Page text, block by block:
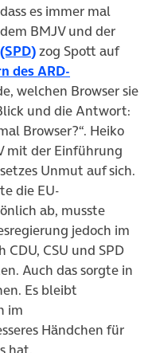
es immer mal
BMJV und der
(öffnet in neuem
zog Spott auf
des ARD-
Tab)
welchen Browser sie
und die Antwort:
Browser?“. Heiko
mit der Einführung
Unmut auf sich.
die EU-
ab, musste
jedoch im
CSU und SPD
Auch das sorgte in
Es bleibt
im
Händchen für